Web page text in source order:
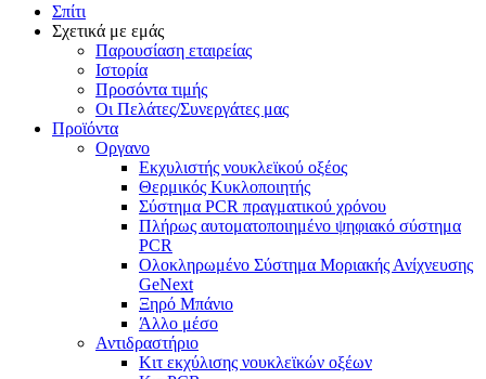
Σπίτι
Σχετικά με εμάς
Παρουσίαση εταιρείας
Ιστορία
Προσόντα τιμής
Οι Πελάτες/Συνεργάτες μας
Προϊόντα
Οργανο
Εκχυλιστής νουκλεϊκού οξέος
Θερμικός Κυκλοποιητής
Σύστημα PCR πραγματικού χρόνου
Πλήρως αυτοματοποιημένο ψηφιακό σύστημα
PCR
Ολοκληρωμένο Σύστημα Μοριακής Ανίχνευσης
GeNext
Ξηρό Μπάνιο
Άλλο μέσο
Αντιδραστήριο
Κιτ εκχύλισης νουκλεϊκών οξέων